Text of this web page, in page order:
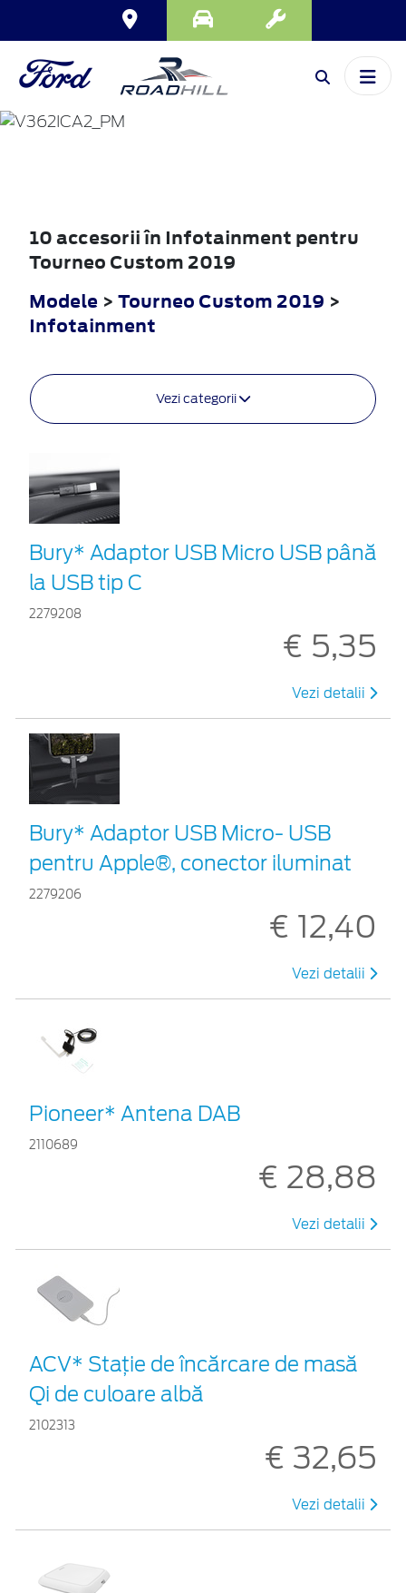
TOURNEO
CUSTOM
10 accesorii în Infotainment pentru
Tourneo Custom 2019
Modele > Tourneo Custom 2019 >
Infotainment
Vezi categorii
Bury* Adaptor USB Micro USB până
la USB tip C
2279208
€ 5,35
Vezi detalii
Bury* Adaptor USB Micro- USB
pentru Apple®, conector iluminat
2279206
€ 12,40
Vezi detalii
Pioneer* Antena DAB
2110689
€ 28,88
Vezi detalii
ACV* Stație de încărcare de masă
Qi de culoare albă
2102313
€ 32,65
Vezi detalii